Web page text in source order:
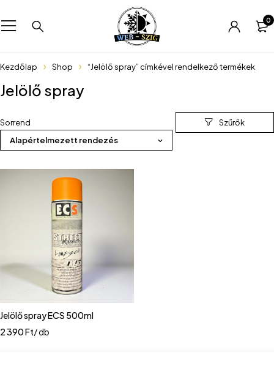
0
Kezdőlap Shop “Jelölő spray” címkével rendelkező termékek
Jelölő spray
Sorrend
Alapértelmezett rendezés
Jelölő spray ECS 500ml
2 390Ft/ db